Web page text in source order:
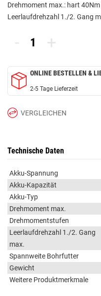
Drehmoment max.: hart 40Nm
Leerlaufdrehzahl 1./2. Gang
- +
ONLINE BESTELLEN &
2-5 Tage Lieferzeit
VERGLEICHEN
Technische Daten
Akku-Spannung
Akku-Kapazität
Akku-Typ
Drehmoment max.
Drehmomentstufen
Leerlaufdrehzahl 1./2. Gang
max.
Spannweite Bohrfutter
Gewicht
Weitere Produktmerkmale